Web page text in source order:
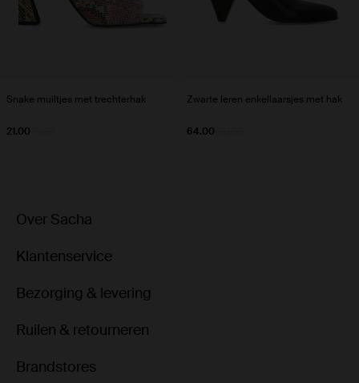
Snake muiltjes met trechterhak
21.00
Zwarte leren enkellaarsjes met hak
64.00
Over Sacha
Klantenservice
Bezorging & levering
Ruilen & retourneren
Brandstores